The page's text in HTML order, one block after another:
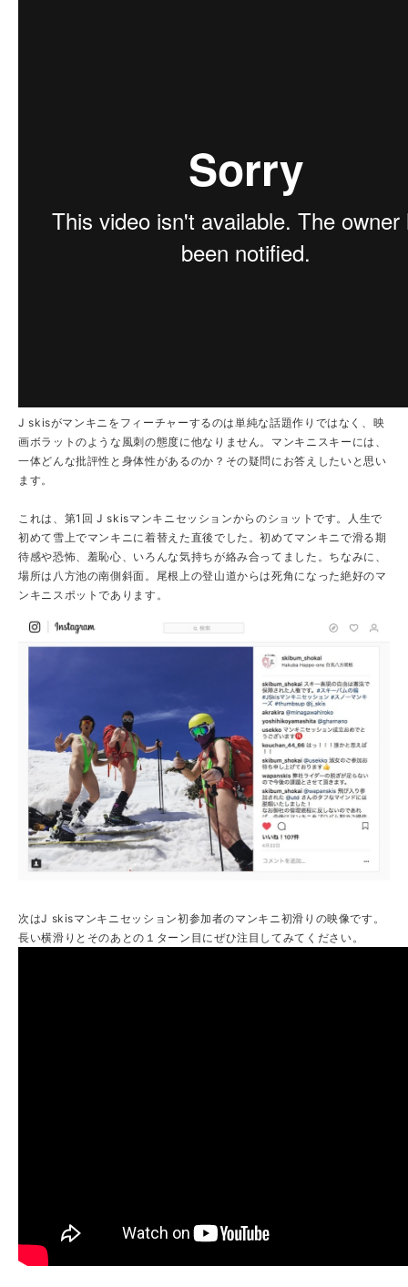
J skisがマンキニをフィーチャーするのは単純な話題作りではなく、映
画ボラットのような風刺の態度に他なりません。マンキニスキーには、
一体どんな批評性と身体性があるのか？その疑問にお答えしたいと思い
ます。
これは、第1回 J skisマンキニセッションからのショットです。人生で
初めて雪上でマンキニに着替えた直後でした。初めてマンキニで滑る期
待感や恐怖、羞恥心、いろんな気持ちが絡み合ってました。ちなみに、
場所は八方池の南側斜面。尾根上の登山道からは死角になった絶好のマ
ンキニスポットであります。
次はJ skisマンキニセッション初参加者のマンキニ初滑りの映像です。
長い横滑りとそのあとの１ターン目にぜひ注目してみてください。